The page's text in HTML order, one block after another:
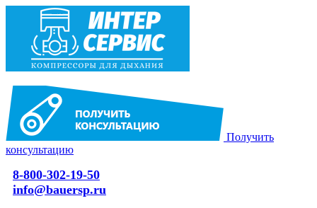
Получить
консультацию
8-800-302-19-50
info@bauersp.ru